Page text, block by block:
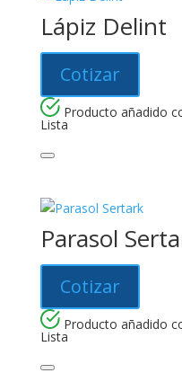
Lápiz Delint
Cotizar
Producto añadido
Lista
Parasol
Cotizar
Producto añadido
Lista